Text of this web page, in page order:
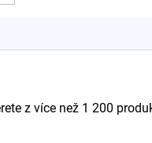
z více než 1 200